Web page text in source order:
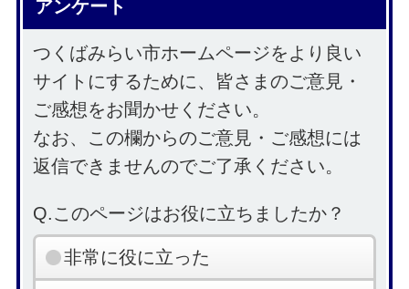
アンケート
つくばみらい市ホームページをより良い
サイトにするために、皆さまのご意見・
ご感想をお聞かせください。
なお、この欄からのご意見・ご感想には
返信できませんのでご了承ください。
Q.このページはお役に立ちましたか？
非常に役に立った